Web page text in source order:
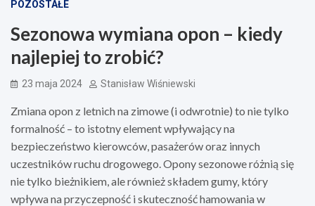
POZOSTAŁE
Sezonowa wymiana opon – kiedy
najlepiej to zrobić?
23 maja 2024 Stanisław Wiśniewski
Zmiana opon z letnich na zimowe (i odwrotnie) to nie tylko
formalność – to istotny element wpływający na
bezpieczeństwo kierowców, pasażerów oraz innych
uczestników ruchu drogowego. Opony sezonowe różnią się
nie tylko bieżnikiem, ale również składem gumy, który
wpływa na przyczepność i skuteczność hamowania w